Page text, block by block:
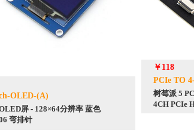
OLED-(A)
屏 - 128×64分辨率 蓝色
弯排针
￥118
PCIe TO
树莓派 5
4CH PCIe